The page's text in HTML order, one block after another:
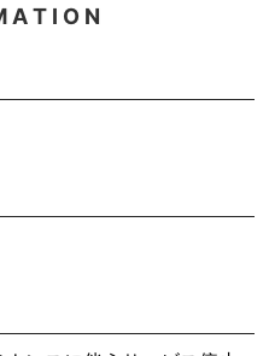
A T I O N